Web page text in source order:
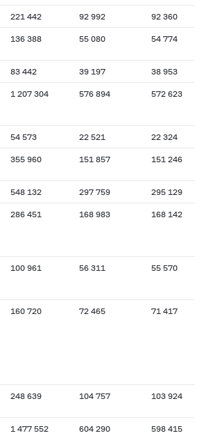
221 442 92 992 92 360
136 388 55 080 54 774
83 442 39 197 38 953
1 207 304 576 894 572 623
54 573 22 521 22 324
355 960 151 857 151 246
548 132 297 759 295 129
286 451 168 983 168 142
100 961 56 311 55 570
160 720 72 465 71 417
248 639 104 757 103 924
1 477 552 604 290 598 415